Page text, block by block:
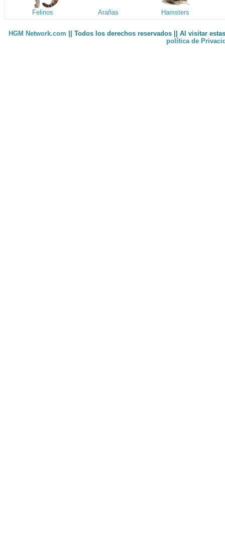
Felinos Arañas Hamsters
HGM Network.com || Todos los derechos reservados || Al visitar
política de